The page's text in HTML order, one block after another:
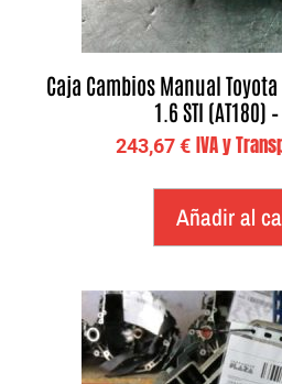
Caja Cambios Manual Toyota
1.6 STI (AT180)
243,67€ IVA y
Añadir al